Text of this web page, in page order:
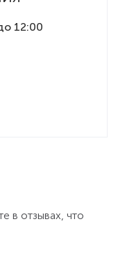
12:00
в отзывах, что